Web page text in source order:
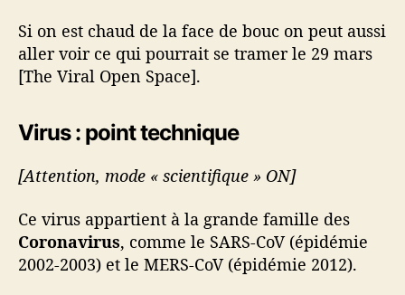
Si on est chaud de la face de bouc on peut aussi
aller voir ce qui pourrait se tramer le 29 mars
[The Viral Open Space].
Virus : point technique
[Attention, mode « scientifique » ON]
Ce virus appartient à la grande famille des
Coronavirus, comme le SARS-CoV (épidémie
2002-2003) et le MERS-CoV (épidémie 2012).